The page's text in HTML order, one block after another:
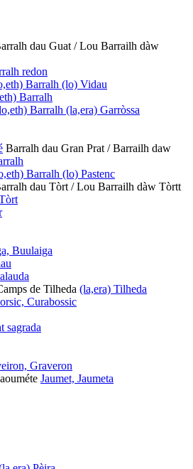
dau Guat / Lou Barrailh dàw
redon
Barralh (lo) Vidau
Barralh
Barralh (la,era) Garròssa
Barralh dau Gran Prat / Barrailh daw
Barralh (lo) Pastenc
dau Tòrt / Lou Barrailh dàw Tòrtt
Buulaiga
de Tilheda (la,era) Tilheda
Curabossic
sagrada
Graveron
Jaumet, Jaumeta